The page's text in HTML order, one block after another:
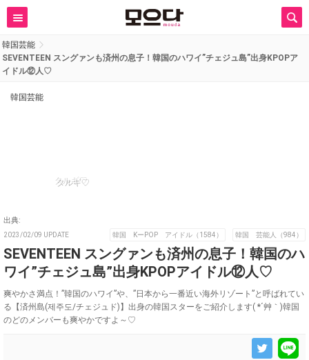
韓国芸能
SEVENTEEN スングァンも済州の息子！韓国のハワイ”チェジュ島”出身KPOPア
イドル⑫人♡
韓国芸能
タルギ♡
出典:
2023/02/09 UPDATE 韓国 KーPOP アイドル（1584） 韓国 芸能人（984）
SEVENTEEN スングァンも済州の息子！韓国のハ
ワイ”チェジュ島”出身KPOPアイドル⑫人♡
爽やかさ満点！”韓国のハワイ”や、”日本から一番近い海外リゾート”と呼ばれてい
る【済州島(제주도/チェジュド)】出身の韓国スターをご紹介します( *´艸｀)韓国
のどのメンバーも爽やかですよ～♡